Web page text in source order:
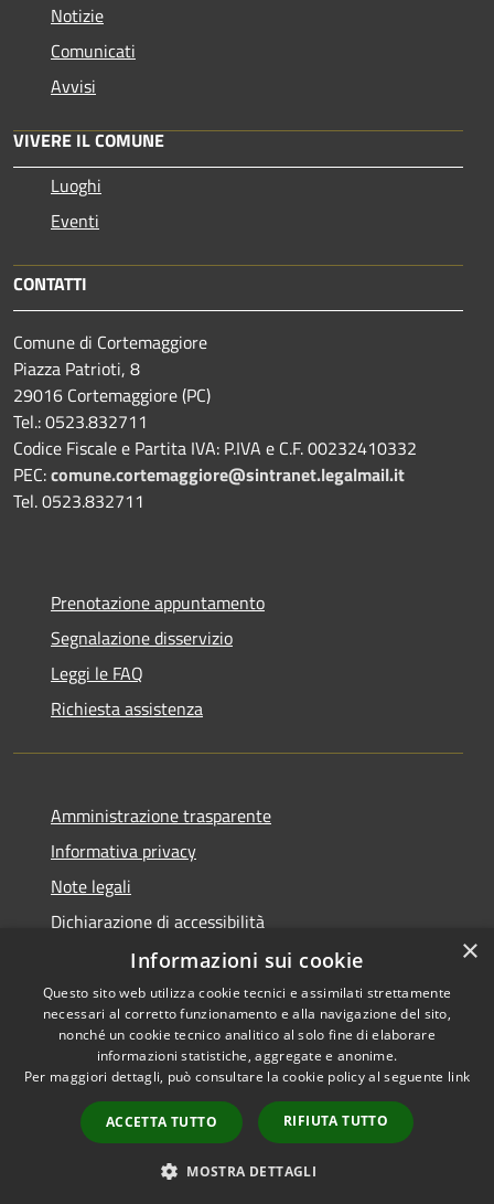
Notizie
Comunicati
Avvisi
VIVERE IL COMUNE
Luoghi
Eventi
CONTATTI
Comune di Cortemaggiore
Piazza Patrioti, 8
29016 Cortemaggiore (PC)
Tel.: 0523.832711
Codice Fiscale e Partita IVA: P.IVA e C.F. 00232410332
PEC:comune.cortemaggiore@sintranet.legalmail.it
Tel. 0523.832711
Prenotazione appuntamento
Segnalazione disservizio
Leggi le FAQ
Richiesta assistenza
Amministrazione trasparente
Informativa privacy
Note legali
Dichiarazione di accessibilità
Accessibilità
Privacy
Mappa del sito
Meccanismo di Feedback
Copyright © 2026 • Comune di
Cortemaggiore • Powered by
Municipium•Accesso
redazione
×
Informazioni sui cookie
Questo sito web utilizza cookie tecnici e assimilati strettamente
necessari al corretto funzionamento e alla navigazione del sito,
nonché un cookie tecnico analitico al solo fine di elaborare
informazioni statistiche, aggregate e anonime.
Per maggiori dettagli, può consultare la cookie policy al seguente link
ACCETTA TUTTO RIFIUTA TUTTO
MOSTRA DETTAGLI